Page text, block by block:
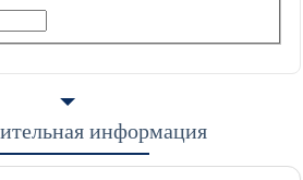
информация